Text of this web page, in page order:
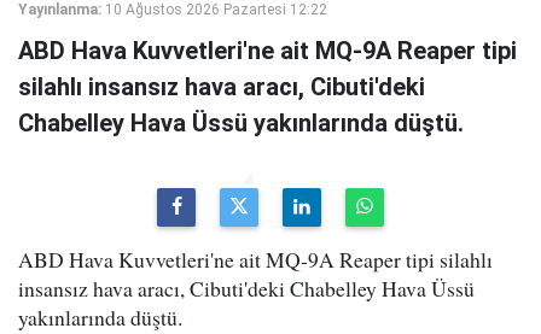
Yayınlanma: 10 Ağustos 2026 Pazartesi 12:22
ABD Hava Kuvvetleri'ne ait MQ-9A Reaper tipi
silahlı insansız hava aracı, Cibuti'deki
Chabelley Hava Üssü yakınlarında düştü.
ABD Hava Kuvvetleri'ne ait MQ-9A Reaper tipi silahlı
insansız hava aracı, Cibuti'deki Chabelley Hava Üssü
yakınlarında düştü.